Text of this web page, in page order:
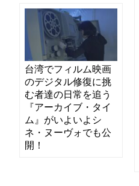
台湾でフィルム映画
のデジタル修復に挑
む者達の日常を追う
『アーカイブ・タイ
ム』がいよいよシ
ネ・ヌーヴォでも公
開！